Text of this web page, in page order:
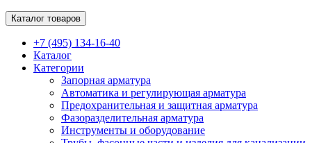
Каталог товаров
+7 (495) 134-16-40
Каталог
Категории
Запорная арматура
Автоматика и регулирующая арматура
Предохранительная и защитная арматура
Фазоразделительная арматура
Инструменты и оборудование